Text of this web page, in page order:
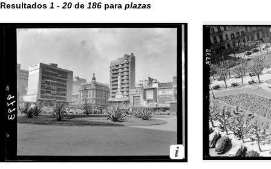
Resultados 1 - 20 de 186 para plazas